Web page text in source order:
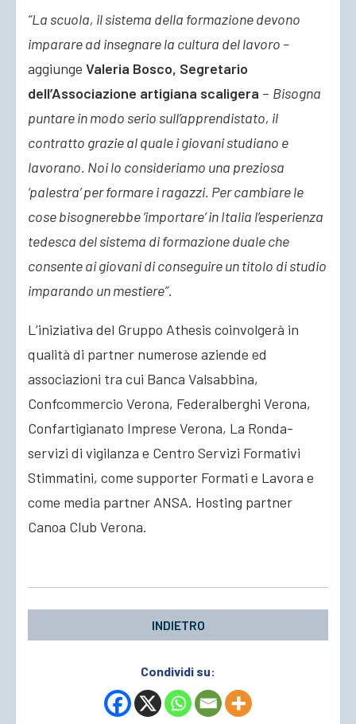
“La scuola, il sistema della formazione devono
imparare ad insegnare la cultura del lavoro –
aggiunge Valeria Bosco, Segretario
dell’Associazione artigiana scaligera – Bisogna
puntare in modo serio sull’apprendistato, il
contratto grazie al quale i giovani studiano e
lavorano. Noi lo consideriamo una preziosa
‘palestra’ per formare i ragazzi. Per cambiare le
cose bisognerebbe ‘importare’ in Italia l’esperienza
tedesca del sistema di formazione duale che
consente ai giovani di conseguire un titolo di studio
imparando un mestiere”.
L’iniziativa del Gruppo Athesis coinvolgerà in
qualità di partner numerose aziende ed
associazioni tra cui Banca Valsabbina,
Confcommercio Verona, Federalberghi Verona,
Confartigianato Imprese Verona, La Ronda-
servizi di vigilanza e Centro Servizi Formativi
Stimmatini, come supporter Formati e Lavora e
come media partner ANSA. Hosting partner
Canoa Club Verona.
INDIETRO
Condividi su: